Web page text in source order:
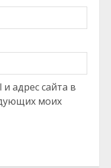
адрес сайта в
моих